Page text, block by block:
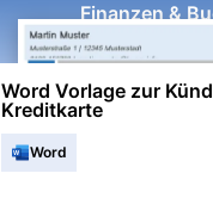
Finanzen &
Word Vorlage zur
Kreditkarte
Word